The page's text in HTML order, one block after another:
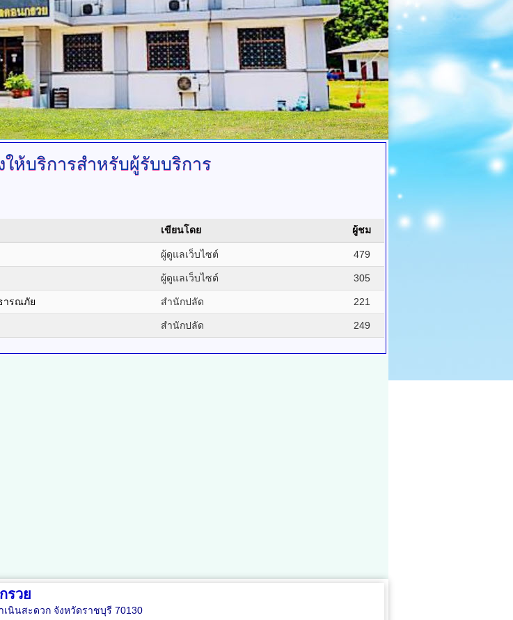
ห้บริการสำหรับผู้รับบริการ
เขียนโดย ผู้ชม
ผู้ดูแลเว็บไซต์ 479
ผู้ดูแลเว็บไซต์ 305
ารณภัย สำนักปลัด 221
สำนักปลัด 249
รวย
นินสะดวก จังหวัดราชบุรี 70130